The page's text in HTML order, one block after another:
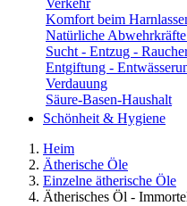
Verkehr
Komfort beim
Natürliche
Sucht - Entzug -
Entgiftung -
Verdauung
Säure-Basen-Haushalt
Schönheit & Hygiene
Heim
Ätherische Öle
Einzelne ätherische Öle
Ätherisches Öl -